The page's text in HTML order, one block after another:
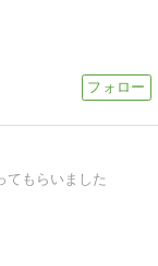
てもらいました